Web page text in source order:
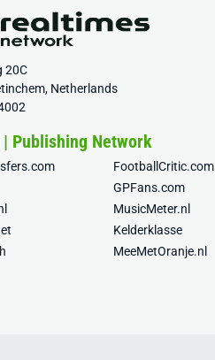
20C
Netherlands
| Publishing Network
FootballCritic.com
GPFans.com
MusicMeter.nl
Kelderklasse
MeeMetOranje.nl